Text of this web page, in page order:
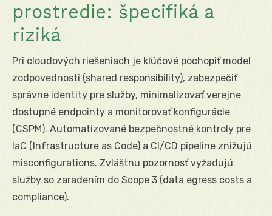
prostredie: špecifiká a
riziká
Pri cloudových riešeniach je kľúčové pochopiť model
zodpovednosti (shared responsibility), zabezpečiť
správne identity pre služby, minimalizovať verejne
dostupné endpointy a monitorovať konfigurácie
(CSPM). Automatizované bezpečnostné kontroly pre
IaC (Infrastructure as Code) a CI/CD pipeline znižujú
misconfigurations. Zvláštnu pozornosť vyžadujú
služby so zaradením do Scope 3 (data egress costs a
compliance).